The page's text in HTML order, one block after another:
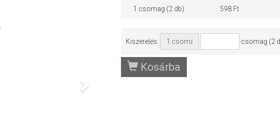
Next
1 csomag (2 db) 598 Ft
Kiszerelés: csomag (2
Kosárba